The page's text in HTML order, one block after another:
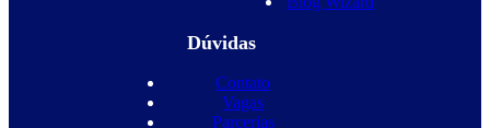
Dúvidas
Contato
Vagas
Parcerias